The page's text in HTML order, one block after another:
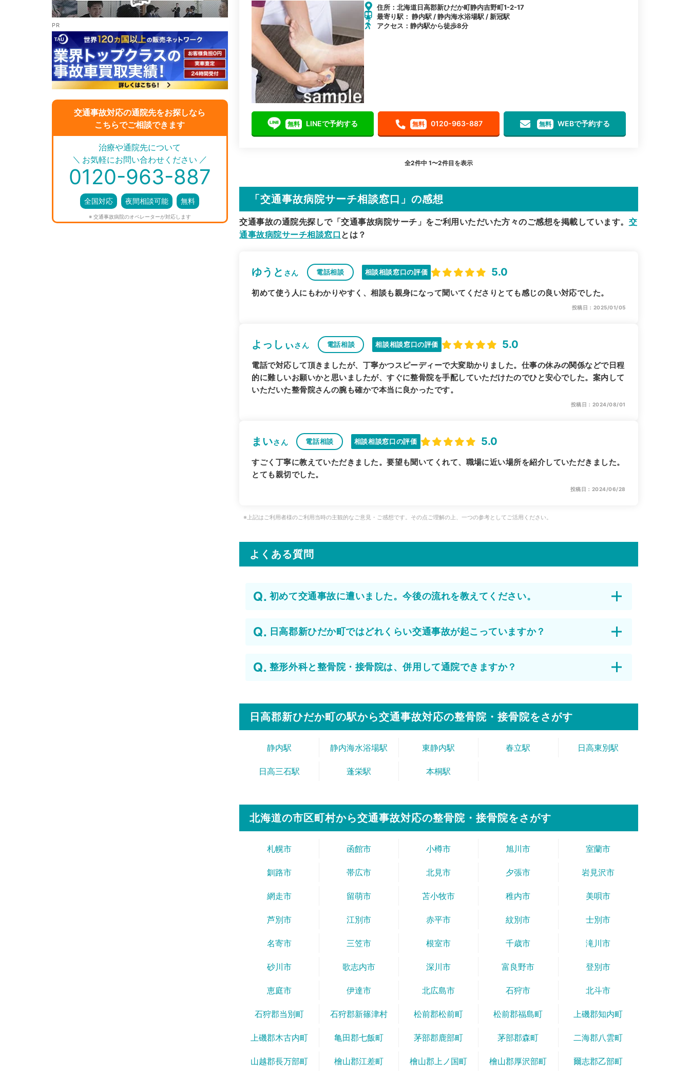
交通事故対応の通院先をお探しなら
こちらでご相談できます
＼ ／
治療や通院先について
お気軽にお問い合わせください
0120-963-887
全国対応 夜間相談可能 無料
※ 交通事故病院のオペレーターが対応します
住所：北海道日高郡新ひだか町静内吉野町1-2-17
最寄り駅： 静内駅 / 静内海水浴場駅 / 新冠駅
アクセス：静内駅から徒歩8分
無料 LINEで予約する 無料 0120-963-887 無料 WEBで予約する
全2件中 1〜2件目を表示
「交通事故病院サーチ相談窓口」の感想
交通事故の通院先探しで「交通事故病院サーチ」をご利用いただいた方々のご感想を掲載しています。 交
通事故病院サーチ相談窓口 とは？
ゆうと さん 電話相談 相談相談窓口の評価 5.0
初めて使う人にもわかりやすく、相談も親身になって聞いてくださりとても感じの良い対応でした。
投稿日：2025/01/05
よっしぃさん 電話相談 相談相談窓口の評価 5.0
電話で対応して頂きましたが、丁寧かつスピーディーで大変助かりました。仕事の休みの関係などで日程
的に難しいお願いかと思いましたが、すぐに整骨院を手配していただけたのでひと安心でした。案内して
いただいた整骨院さんの腕も確かで本当に良かったです。
投稿日：2024/08/01
まいさん 電話相談 相談相談窓口の評価 5.0
すごく丁寧に教えていただきました。要望も聞いてくれて、職場に近い場所を紹介していただきました。
とても親切でした。
投稿日：2024/06/28
※上記はご利用者様のご利用当時の主観的なご意見・ご感想です。その点ご理解の上、一つの参考としてご活用ください。
よくある質問
初めて交通事故に遭いました。今後の流れを教えてください。
日高郡新ひだか町ではどれくらい交通事故が起こっていますか？
整形外科と整骨院・接骨院は、併用して通院できますか？
日高郡新ひだか町の駅から交通事故対応の整骨院・接骨院をさがす
静内駅 静内海水浴場駅 東静内駅 春立駅 日高東別駅
日高三石駅 蓬栄駅 本桐駅
北海道の市区町村から交通事故対応の整骨院・接骨院をさがす
札幌市 函館市 小樽市 旭川市 室蘭市
釧路市 帯広市 北見市 夕張市 岩見沢市
網走市 留萌市 苫小牧市 稚内市 美唄市
芦別市 江別市 赤平市 紋別市 士別市
名寄市 三笠市 根室市 千歳市 滝川市
砂川市 歌志内市 深川市 富良野市 登別市
恵庭市 伊達市 北広島市 石狩市 北斗市
石狩郡当別町 石狩郡新篠津村 松前郡松前町 松前郡福島町 上磯郡知内町
上磯郡木古内町 亀田郡七飯町 茅部郡鹿部町 茅部郡森町 二海郡八雲町
山越郡長万部町 檜山郡江差町 檜山郡上ノ国町 檜山郡厚沢部町 爾志郡乙部町